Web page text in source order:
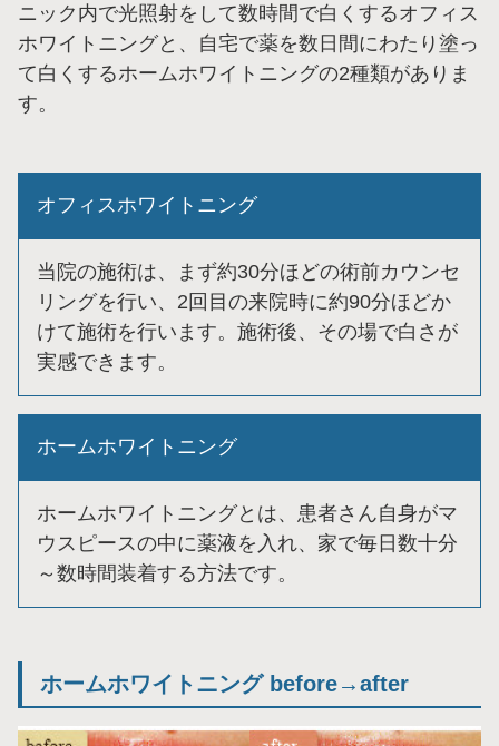
ニック内で光照射をして数時間で白くするオフィス
ホワイトニングと、自宅で薬を数日間にわたり塗っ
て白くするホームホワイトニングの2種類がありま
す。
オフィスホワイトニング
当院の施術は、まず約30分ほどの術前カウンセ
リングを行い、2回目の来院時に約90分ほどか
けて施術を行います。施術後、その場で白さが
実感できます。
ホームホワイトニング
ホームホワイトニングとは、患者さん自身がマ
ウスピースの中に薬液を入れ、家で毎日数十分
～数時間装着する方法です。
ホームホワイトニング before→after